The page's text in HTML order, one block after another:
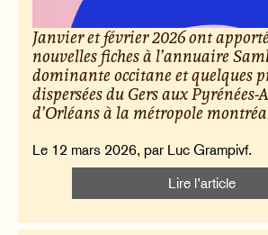
Janvier et février 2026 ont
nouvelles fiches à l’annuaire
dominante occitane et quelques
dispersées du Gers aux
d’Orléans à la métropole
Le 12 mars 2026, par Luc Grampivf.
Lire l’article